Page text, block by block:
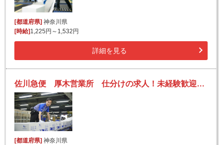
[都道府県] 神奈川県
[時給] 1,225円～1,532円
詳細を見る
佐川急便 厚木営業所 仕分けの求人！未経験歓迎！先輩たちがサポートします♪
[都道府県] 神奈川県